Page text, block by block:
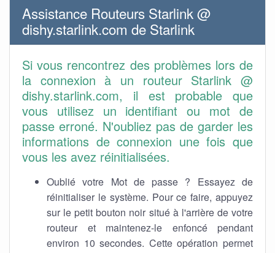
Assistance Routeurs Starlink @
dishy.starlink.com de Starlink
Si vous rencontrez des problèmes lors de
la connexion à un routeur Starlink @
dishy.starlink.com, il est probable que
vous utilisez un identifiant ou mot de
passe erroné. N'oubliez pas de garder les
informations de connexion une fois que
vous les avez réinitialisées.
Oublié votre Mot de passe ? Essayez de
réinitialiser le système. Pour ce faire, appuyez
sur le petit bouton noir situé à l'arrière de votre
routeur et maintenez-le enfoncé pendant
environ 10 secondes. Cette opération permet